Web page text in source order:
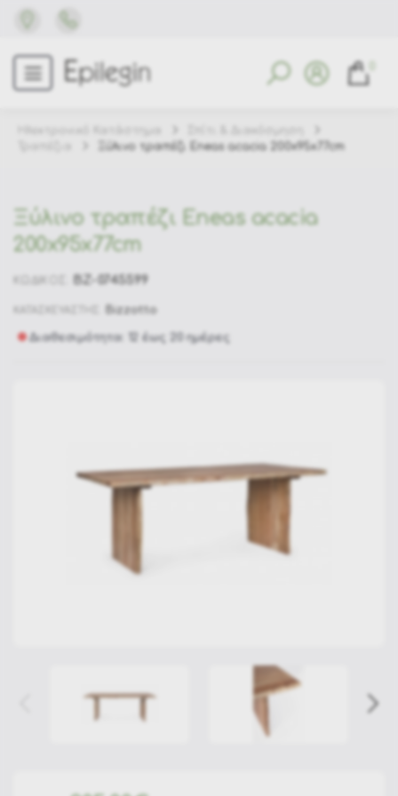
Ξύλινο τραπέζι Eneas acacia 200x95x77cm
Ξύλινο τραπέζι Eneas acacia
200x95x77cm
BZ-0745599
Bizzotto
Διαθεσιμότητα: 12 έως 20 ημέρες